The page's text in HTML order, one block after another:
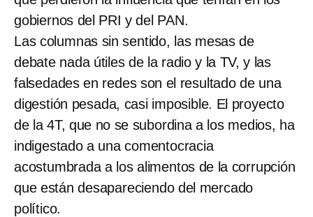
gobiernos del PRI y del PAN.
Las columnas sin sentido, las mesas de
debate nada útiles de la radio y la TV, y las
falsedades en redes son el resultado de una
digestión pesada, casi imposible. El proyecto
de la 4T, que no se subordina a los medios, ha
indigestado a una comentocracia
acostumbrada a los alimentos de la corrupción
que están desapareciendo del mercado
político.